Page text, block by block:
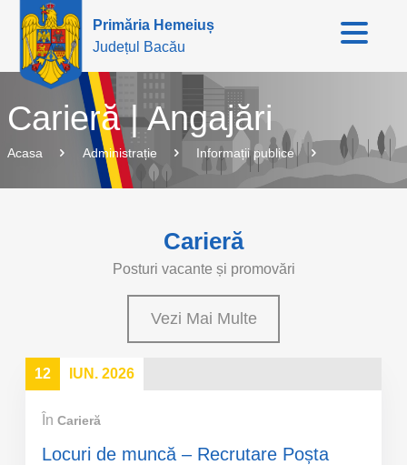
Primăria Hemeiuș
Județul Bacău
Carieră | Angajări
Acasa Administrație Informații publice
Carieră
Posturi vacante și promovări
Vezi Mai Multe
12 IUN. 2026
În Carieră
Locuri de muncă – Recrutare Poșta